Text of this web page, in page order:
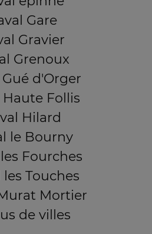
Gare
Gravier
Grenoux
Gué d'Orger
Haute Follis
Hilard
le Bourny
Fourches
les Touches
Mortier
de villes